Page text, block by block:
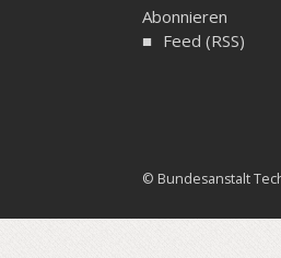
Abonnieren
Feed (RSS)
© Bundesanstalt